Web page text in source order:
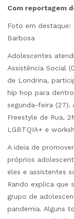
Com reportagem
Foto em destaque:
Barbosa
Adolescentes
Assistência Social
de Londrina,
hip hop para
segunda-feira (27).
Freestyle de Rua,
LGBTQIA+ e
A ideia de
próprios
eles e assistentes
Rando explica que
grupo de
pandemia. Alguns